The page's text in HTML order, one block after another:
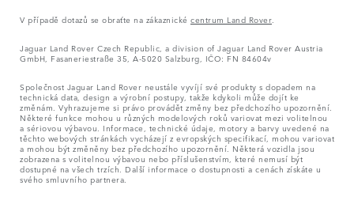
V případě dotazů se obraťte na zákaznické centrum Land Rover
Jaguar Land Rover Czech Republic, a division of Jaguar Land Rover Austria
GmbH, Fasaneriestraße 35, A-5020 Salzburg, IČO: FN 84604v
Společnost Jaguar Land Rover neustále vyvíjí své produkty s dopadem na
technická data, design a výrobní postupy, takže kdykoli může dojít ke
změnám. Vyhrazujeme si právo provádět změny bez předchozího upozornění.
Některé funkce mohou u různých modelových roků variovat mezi volitelnou
a sériovou výbavou. Informace, technické údaje, motory a barvy uvedené na
těchto webových stránkách vycházejí z evropských specifikací, mohou variovat
a mohou být změněny bez předchozího upozornění. Některá vozidla jsou
zobrazena s volitelnou výbavou nebo příslušenstvím, které nemusí být
dostupné na všech trzích. Další informace o dostupnosti a cenách získáte u
svého smluvního partnera.